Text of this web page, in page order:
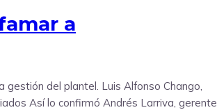
a
del plantel. Luis Alfonso Chango,
Así lo confirmó Andrés Larriva, gerente